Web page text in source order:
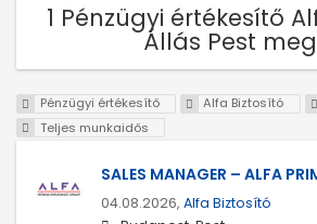
1 Pénzügyi értékesítő
Állás Pest
Pénzügyi értékesítő Alfa Biztosító
Teljes munkaidős
SALES MANAGER – ALFA
04.08.2026, Alfa Biztosító